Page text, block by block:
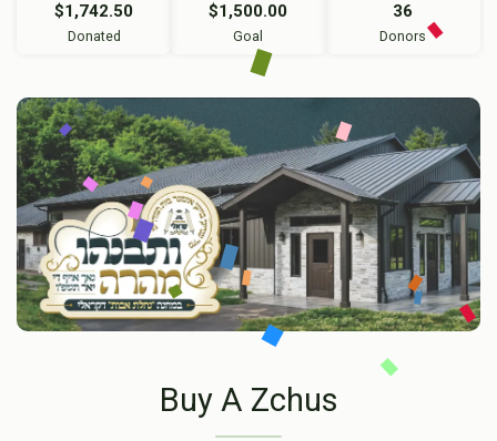
$1,742.50
Donated
$1,500.00
Goal
36
Donors
Buy A Zchus